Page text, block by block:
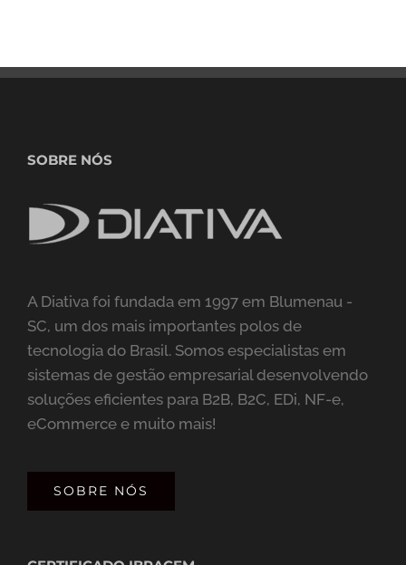
SOBRE NÓS
A Diativa foi fundada em 1997 em Blumenau -
SC, um dos mais importantes polos de
tecnologia do Brasil. Somos especialistas em
sistemas de gestão empresarial desenvolvendo
soluções eficientes para B2B, B2C, EDi, NF-e,
eCommerce e muito mais!
SOBRE NÓS